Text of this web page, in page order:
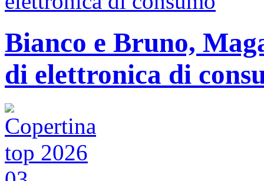
Bianco e Bruno,
di elettronica di